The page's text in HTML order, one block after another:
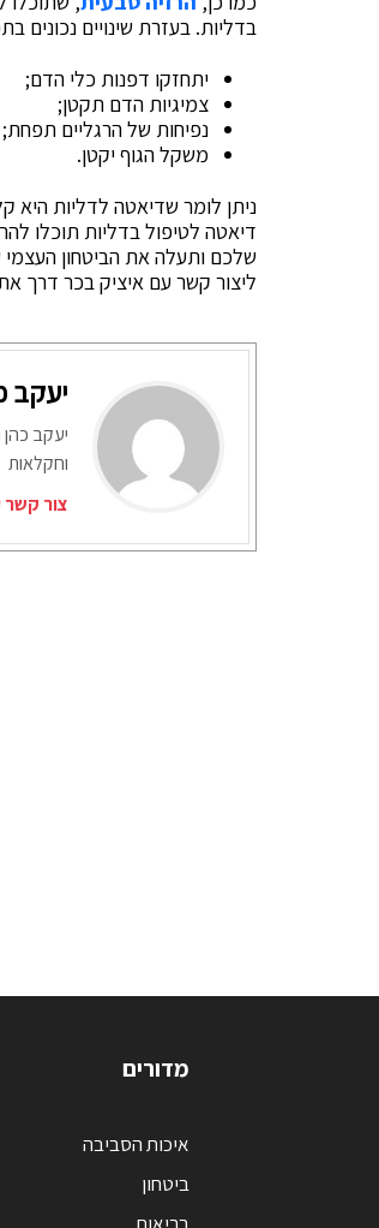
בדליות. בעזרת שינויים
יתחזקו דפנות כלי הדם;
צמיגיות הדם תקטן;
נפיחות של הרגליים תפחת;
משקל הגוף יקטן.
ניתן לומר שדיאטה לדליות היא
דיאטה לטיפול בדליות תוכלו
שלכם ותעלה את הביטחון
ליצור קשר עם איציק בכר דרך
יעקב
יעקב
וחקלאות
צור קשר
מדורים
איכות הסביבה
ביטחון